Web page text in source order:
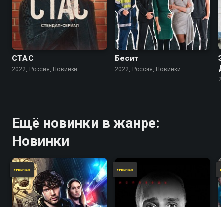
СТАС
2022, Россия, Новинки
Бесит
2022, Россия, Новинки
Ещё новинки в жанре:
Новинки